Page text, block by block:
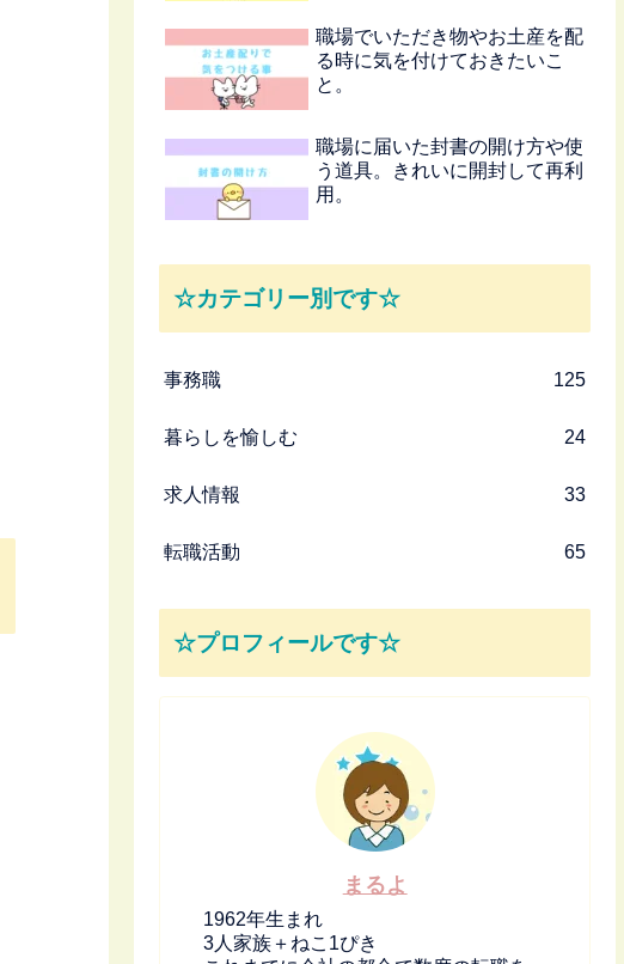
職場でいただき物やお土産を配
る時に気を付けておきたいこ
と。
職場に届いた封書の開け方や使
う道具。きれいに開封して再利
用。
☆カテゴリー別です☆
事務職 125
暮らしを愉しむ 24
求人情報 33
転職活動 65
☆プロフィールです☆
まるよ
1962年生まれ
3人家族＋ねこ1ぴき